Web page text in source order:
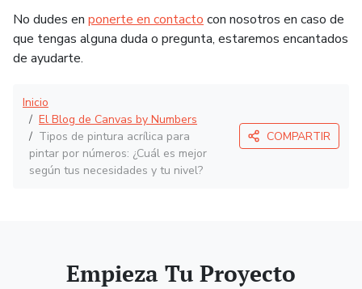
No dudes en ponerte en contacto con nosotros en caso de
que tengas alguna duda o pregunta, estaremos encantados
de ayudarte.
Inicio
El Blog de Canvas by Numbers
Tipos de pintura acrílica para
pintar por números: ¿Cuál es mejor
según tus necesidades y tu nivel?
COMPARTIR
Empieza Tu Proyecto